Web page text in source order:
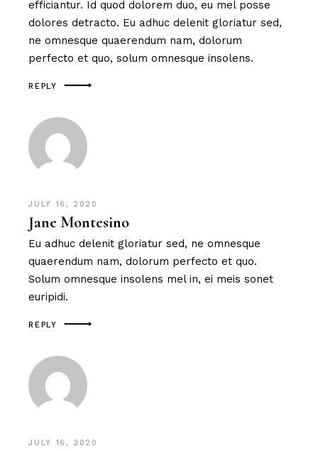
efficiantur. Id quod dolorem duo, eu mel posse
dolores detracto. Eu adhuc delenit gloriatur sed,
ne omnesque quaerendum nam, dolorum
perfecto et quo, solum omnesque insolens.
REPLY
JULY 16, 2020
Jane Montesino
Eu adhuc delenit gloriatur sed, ne omnesque
quaerendum nam, dolorum perfecto et quo.
Solum omnesque insolens mel in, ei meis sonet
euripidi.
REPLY
JULY 16, 2020